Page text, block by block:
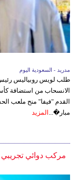
مدريد - السعودية اليوم
طلب لويس روبياليس رئيس
القدم "فيفا" منح ملعب
مبار�... المزيد
مركب دوائي تجريبي